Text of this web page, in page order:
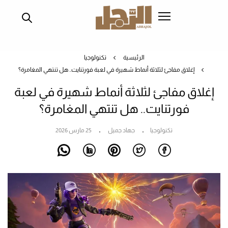
الرئيسية
تكنولوجيا
إغلاق مفاجئ لثلاثة أنماط شهيرة في لعبة فورتنايت.. هل تنتهي المغامرة؟
إغلاق مفاجئ لثلاثة أنماط شهيرة في لعبة
فورتنايت.. هل تنتهي المغامرة؟
تكنولوجيا جهاد جميل 25 مارس 2026